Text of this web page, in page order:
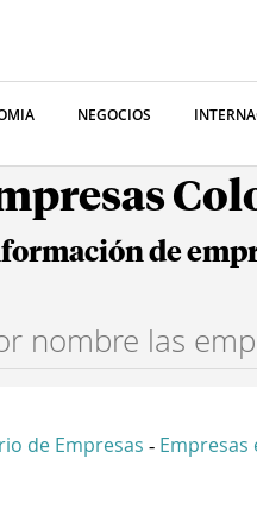
NEGOCIOS
de
de Empresas - Empresas